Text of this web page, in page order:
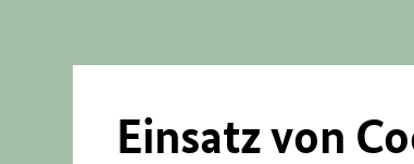
Einsatz von